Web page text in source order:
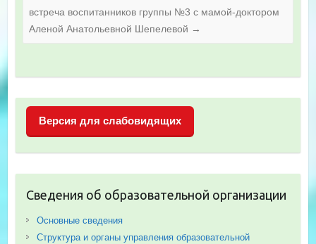
встреча воспитанников группы №3 с мамой-доктором
Аленой Анатольевной Шепелевой →
Версия для слабовидящих
Сведения об образовательной организации
Основные сведения
Структура и органы управления образовательной